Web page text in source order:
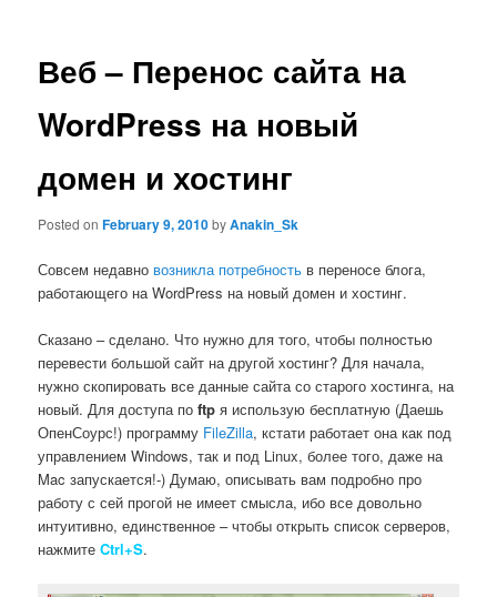
Веб – Перенос сайта на
WordPress на новый
домен и хостинг
Posted onFebruary 9, 2010byAnakin_Sk
Совсем недавно возникла потребность в переносе блога,
работающего на WordPress на новый домен и хостинг.
Сказано – сделано. Что нужно для того, чтобы полностью
перевести большой сайт на другой хостинг? Для начала,
нужно скопировать все данные сайта со старого хостинга, на
новый. Для доступа поftp я использую бесплатную (Даешь
ОпенСоурс!) программу FileZilla, кстати работает она как под
управлением Windows, так и под Linux, более того, даже на
Mac запускается!-) Думаю, описывать вам подробно про
работу с сей прогой не имеет смысла, ибо все довольно
интуитивно, единственное – чтобы открыть список серверов,
нажмитеCtrl+S.